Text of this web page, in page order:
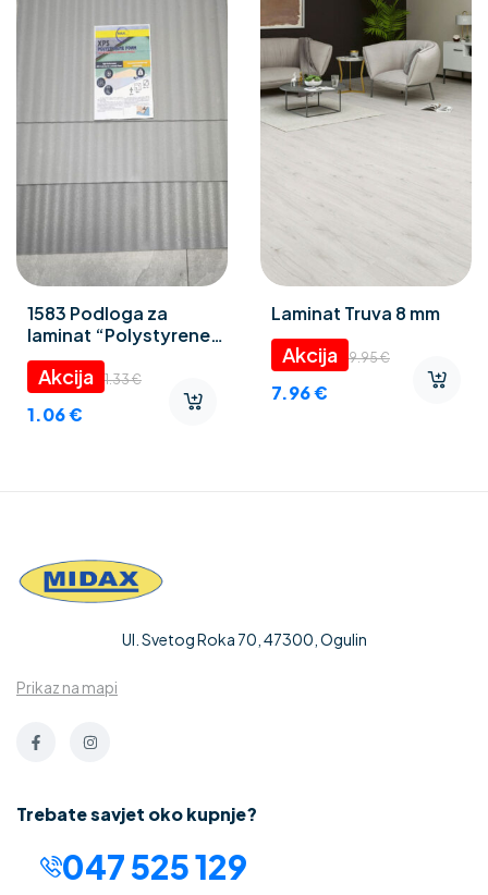
1583 Podloga za
laminat “Polystyrene
foam” 3 mm
1.33€
1.06€
Laminat Truva 8 mm
9.95€
7.96€
Ul. Svetog Roka 70, 47300, Ogulin
Prikaz na mapi
Trebate savjet oko kupnje?
047 525 129